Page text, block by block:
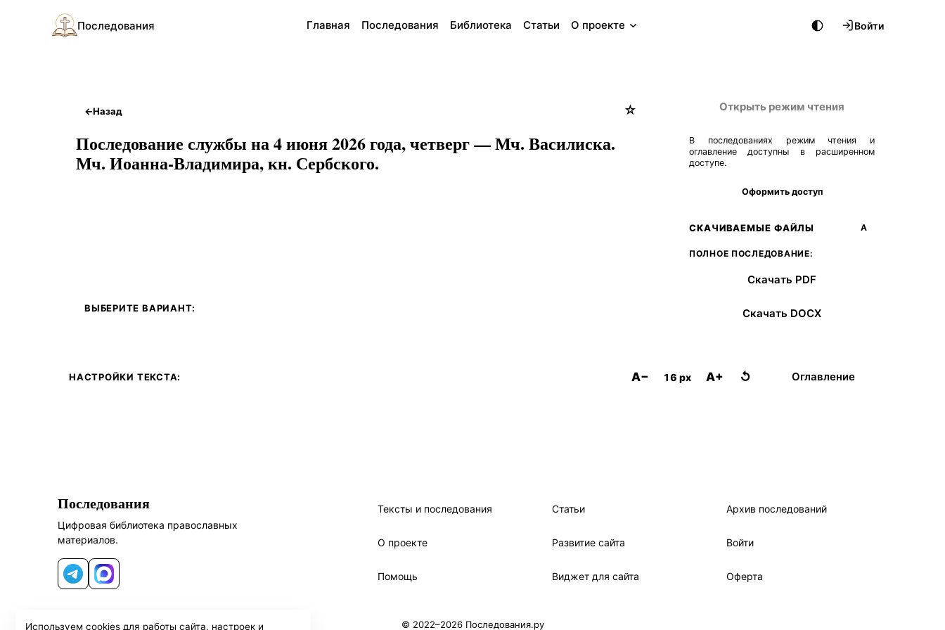
Последования Главная Последования Библиотека Статьи О проекте Войти
←Назад ☆
Последование службы на 4 июня 2026 года, четверг — Мч. Василиска.
Мч. Иоанна-Владимира, кн. Сербского.
ВЫБЕРИТЕ ВАРИАНТ:
Открыть режим чтения
В последованиях режим чтения и
оглавление доступны в расширенном
доступе.
Оформить доступ
СКАЧИВАЕМЫЕ ФАЙЛЫ А
ПОЛНОЕ ПОСЛЕДОВАНИЕ:
Скачать PDF
Скачать DOCX
НАСТРОЙКИ ТЕКСТА: A− 16 px A+ ↺ Оглавление
Последования
Цифровая библиотека православных
материалов.
Telegram
MAX
Тексты и последования Статьи Архив последований
О проекте Развитие сайта Войти
Помощь Виджет для сайта Оферта
© 2022–2026 Последования.ру
Используем cookies для работы сайта, настроек и